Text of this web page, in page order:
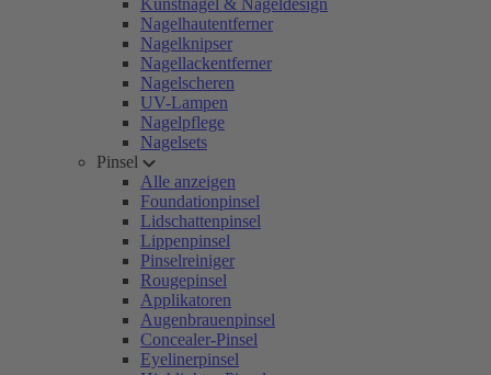
Kunstnägel & Nageldesign
Nagelhautentferner
Nagelknipser
Nagellackentferner
Nagelscheren
UV-Lampen
Nagelpflege
Nagelsets
Pinsel
Alle anzeigen
Foundationpinsel
Lidschattenpinsel
Lippenpinsel
Pinselreiniger
Rougepinsel
Applikatoren
Augenbrauenpinsel
Concealer-Pinsel
Eyelinerpinsel